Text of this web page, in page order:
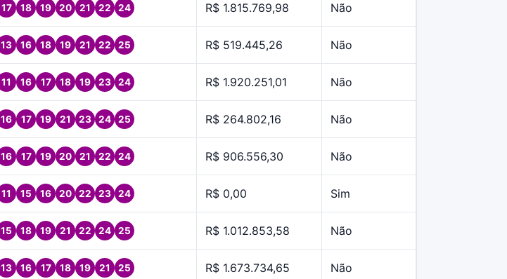
17 18 19 20 21 22 24 R$ 1.815.769,98 Não
13 16 18 19 21 22 25 R$ 519.445,26 Não
11 16 17 18 19 23 24 R$ 1.920.251,01 Não
16 17 19 21 23 24 25 R$ 264.802,16 Não
16 17 19 20 21 22 24 R$ 906.556,30 Não
11 15 16 20 22 23 24 R$ 0,00 Sim
15 18 19 21 22 24 25 R$ 1.012.853,58 Não
13 16 17 18 19 21 25 R$ 1.673.734,65 Não